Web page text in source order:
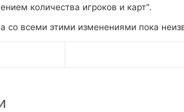
количества игроков и карт".
со всеми этими изменениями пока